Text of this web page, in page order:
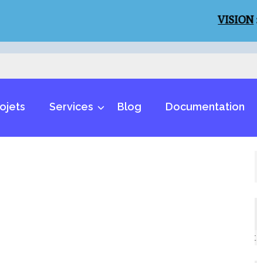
Services Blog Documentation
Un monde inclusif et
VISION:Un